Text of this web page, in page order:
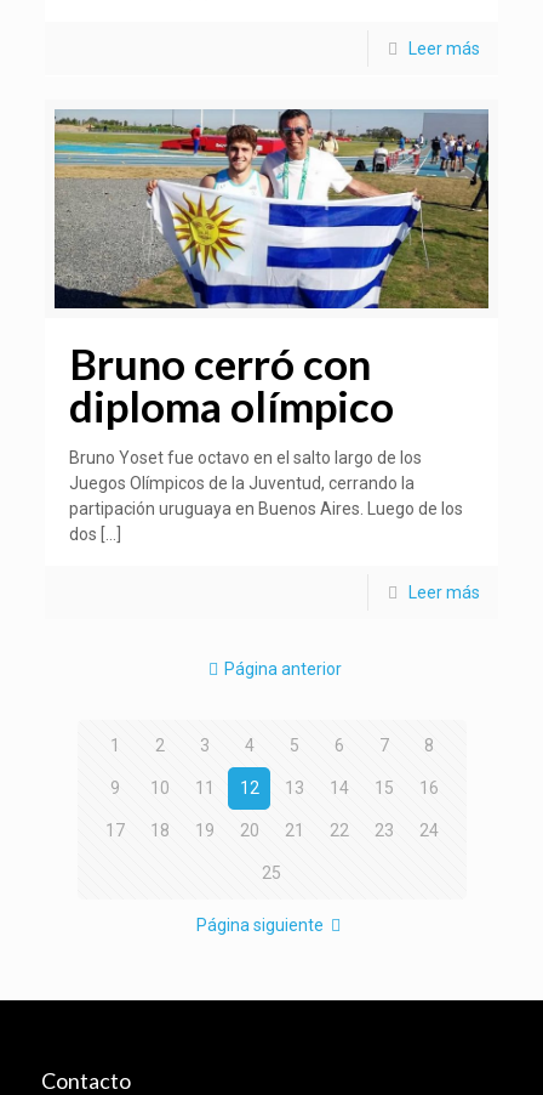
Leer más
Bruno cerró con
diploma olímpico
Bruno Yoset fue octavo en el salto largo de los
Juegos Olímpicos de la Juventud, cerrando la
partipación uruguaya en Buenos Aires. Luego de los
dos
Leer más
Página anterior
1 2 3 4 5 6 7 8
9 10 11 12 13 14 15 16
17 18 19 20 21 22 23 24
25
Página siguiente
Contacto